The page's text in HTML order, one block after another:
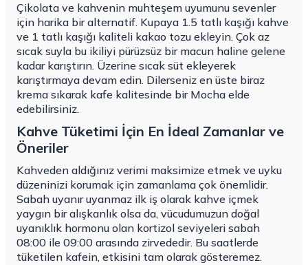
Çikolata ve kahvenin muhteşem uyumunu sevenler
için harika bir alternatif. Kupaya 1.5 tatlı kaşığı kahve
ve 1 tatlı kaşığı kaliteli kakao tozu ekleyin. Çok az
sıcak suyla bu ikiliyi pürüzsüz bir macun haline gelene
kadar karıştırın. Üzerine sıcak süt ekleyerek
karıştırmaya devam edin. Dilerseniz en üste biraz
krema sıkarak kafe kalitesinde bir Mocha elde
edebilirsiniz.
Kahve Tüketimi İçin En İdeal Zamanlar ve
Öneriler
Kahveden aldığınız verimi maksimize etmek ve uyku
düzeninizi korumak için zamanlama çok önemlidir.
Sabah uyanır uyanmaz ilk iş olarak kahve içmek
yaygın bir alışkanlık olsa da, vücudumuzun doğal
uyanıklık hormonu olan kortizol seviyeleri sabah
08:00 ile 09:00 arasında zirvededir. Bu saatlerde
tüketilen kafein, etkisini tam olarak gösteremez.